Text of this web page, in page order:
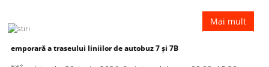
Mai mult
a traseului liniilor de autobuz 7 și 7B